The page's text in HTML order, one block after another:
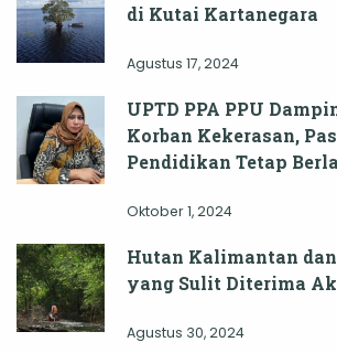
di Kutai Kartanegara
Agustus 17, 2024
UPTD PPA PPU
Korban Kekerasan,
Pendidikan Tetap
Oktober 1, 2024
Hutan Kalimantan
yang Sulit Diterima
Agustus 30, 2024